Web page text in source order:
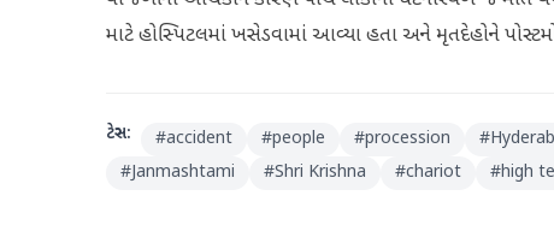
માટે હોસ્પિટલમાં ખસેડવામાં આવ્યા હતા અને મૃતદેહોને
ટેગ્સ: #accident #people #procession #
#Janmashtami #Shri Krishna #chariot #high